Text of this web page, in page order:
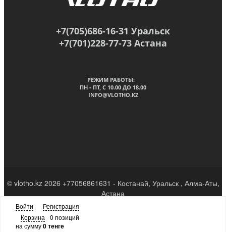
+7(705)686-16-31 Уральск
+7(701)228-77-73 Астана
РЕЖИМ РАБОТЫ:
ПН - ПТ, C 10.00 ДО 18.00
INFO@VLOTHO.KZ
© vlotho.kz 2026 +77056861631 - Костанай, Уральск , Алма-Аты,
Астана
Войти
Регистрация
Корзина
0 позиций
на сумму0 тенге